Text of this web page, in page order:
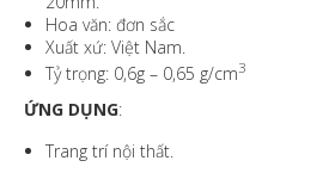
Hoa văn: đơn sắc
Xuất xứ: Việt Nam.
Tỷ trọng: 0,6g – 0,65 g/cm3
ỨNG DỤNG:
Trang trí nội thất.